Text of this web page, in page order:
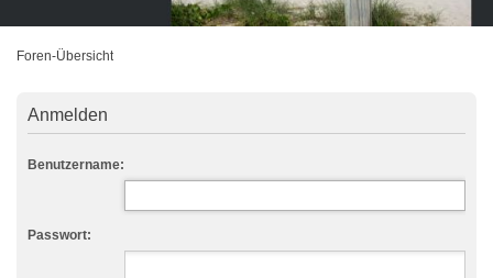
Foren-Übersicht
Anmelden
Benutzername:
Passwort: